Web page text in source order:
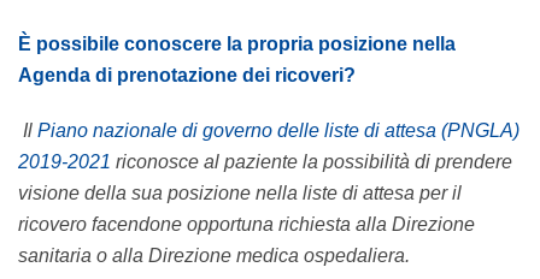
È possibile conoscere la propria posizione nella
Agenda di prenotazione dei ricoveri?
Il Piano nazionale di governo delle liste di attesa (PNGLA)
2019-2021 riconosce al paziente la possibilità di prendere
visione della sua posizione nella liste di attesa per il
ricovero facendone opportuna richiesta alla Direzione
sanitaria o alla Direzione medica ospedaliera.